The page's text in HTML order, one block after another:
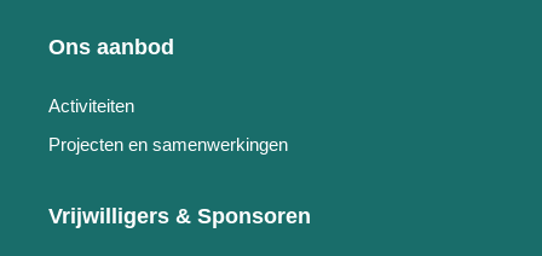
Ons aanbod
Activiteiten
Projecten en samenwerkingen
Vrijwilligers & Sponsoren